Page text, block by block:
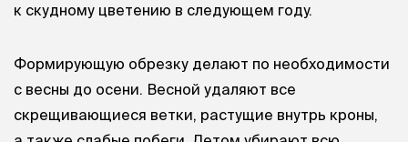
к скудному цветению в следующем году.
Формирующую обрезку делают по необходимости
с весны до осени. Весной удаляют все
скрещивающиеся ветки, растущие внутрь кроны,